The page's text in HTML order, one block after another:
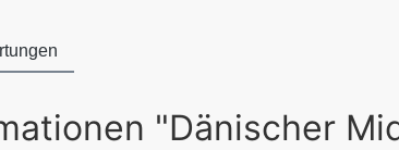
"Dänischer